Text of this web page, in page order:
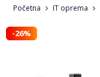
Početna IT oprema
-26%